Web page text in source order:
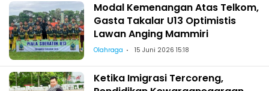
Modal Kemenangan Atas Telkom,
Gasta Takalar U13 Optimistis
Lawan Anging Mammiri
Olahraga 15 Juni 2026 15:18
Ketika Imigrasi Tercoreng,